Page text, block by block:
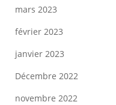
mars 2023
février 2023
janvier 2023
Décembre 2022
novembre 2022